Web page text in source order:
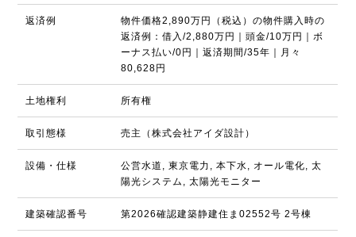
返済例
物件価格2,890万円（税込）の物件購入時の
返済例：借入/2,880万円｜頭金/10万円｜ボ
ーナス払い/0円｜返済期間/35年｜月々
80,628円
土地権利 所有権
取引態様 売主（株式会社アイダ設計）
設備・仕様
公営水道, 東京電力, 本下水, オール電化, 太
陽光システム, 太陽光モニター
建築確認番号 第2026確認建築静建住ま02552号 2号棟